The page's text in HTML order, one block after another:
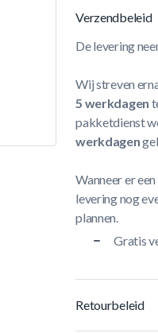
Verzendbeleid
De levering
Wij streven
5 werkdagen
pakketdienst
werkdagen
Wanneer er
levering nog
plannen.
Gratis
Retourbeleid